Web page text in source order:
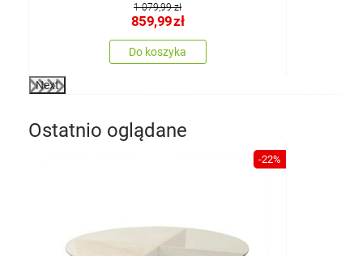
1 079,99 zł
859,99zł
Do koszyka
Next
Ostatnio oglądane
-22%